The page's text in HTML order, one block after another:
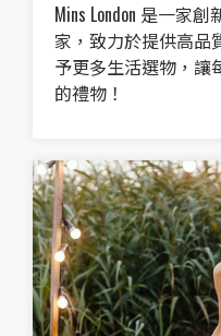
Mins London 是一家
家，致力於提供高品
予更多生活選物，讓
的禮物！